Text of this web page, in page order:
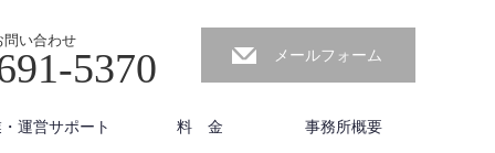
問い合わせ
5370 メールフォーム
運営サポート 料 金 事務所概要